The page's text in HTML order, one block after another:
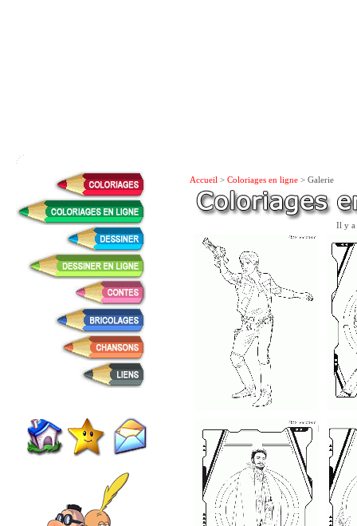
Accueil > Coloriages en ligne> Galerie
Il y a